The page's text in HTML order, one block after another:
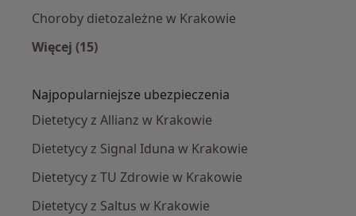
Choroby dietozależne w Krakowie
Więcej (15)
Najpopularniejsze ubezpieczenia
Dietetycy z Allianz w Krakowie
Dietetycy z Signal Iduna w Krakowie
Dietetycy z TU Zdrowie w Krakowie
Dietetycy z Saltus w Krakowie